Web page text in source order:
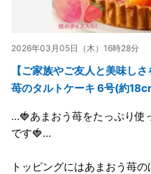
2026年03月05日（木）16時28分
【ご家族やご友人と美味し
苺のタルトケーキ 6号(約
…🍓あまおう苺をたっぷり使
です🍓…
トッピングにはあまおう苺